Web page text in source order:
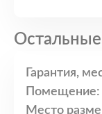
Остальные
Гарантия,
Помещение:
Место